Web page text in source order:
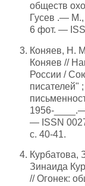
обществ
Гусев .—
6 фот. —
Коняев, Н.
Коняев //
России /
писателей"
1956-
— ISSN
с. 40-41.
Курбатова,
Зинаида
// Огонек: